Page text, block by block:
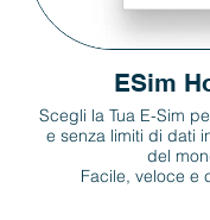
ESim
Scegli la Tua E-Sim
e senza limiti di dati
del
Facile, veloce e